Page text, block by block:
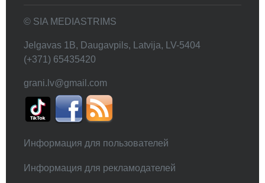
© SIA MEDIASTRIMS
Jelgavas 1B, Daugavpils, Latvija, LV-5404
(+371) 65435420
grani.lv@gmail.com
Информация для пользователей
Информация для рекламодателей